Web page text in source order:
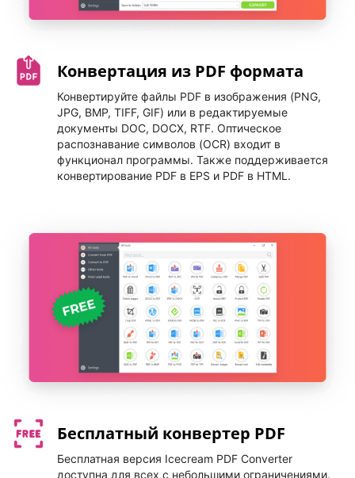
Конвертация из PDF формата
Конвертируйте файлы PDF в изображения (PNG,
JPG, BMP, TIFF, GIF) или в редактируемые
документы DOC, DOCX, RTF. Оптическое
распознавание символов (OCR) входит в
функционал программы. Также поддерживается
конвертирование PDF в EPS и PDF в HTML.
Бесплатный конвертер PDF
Бесплатная версия Icecream PDF Converter
доступна для всех с небольшими ограничениями.